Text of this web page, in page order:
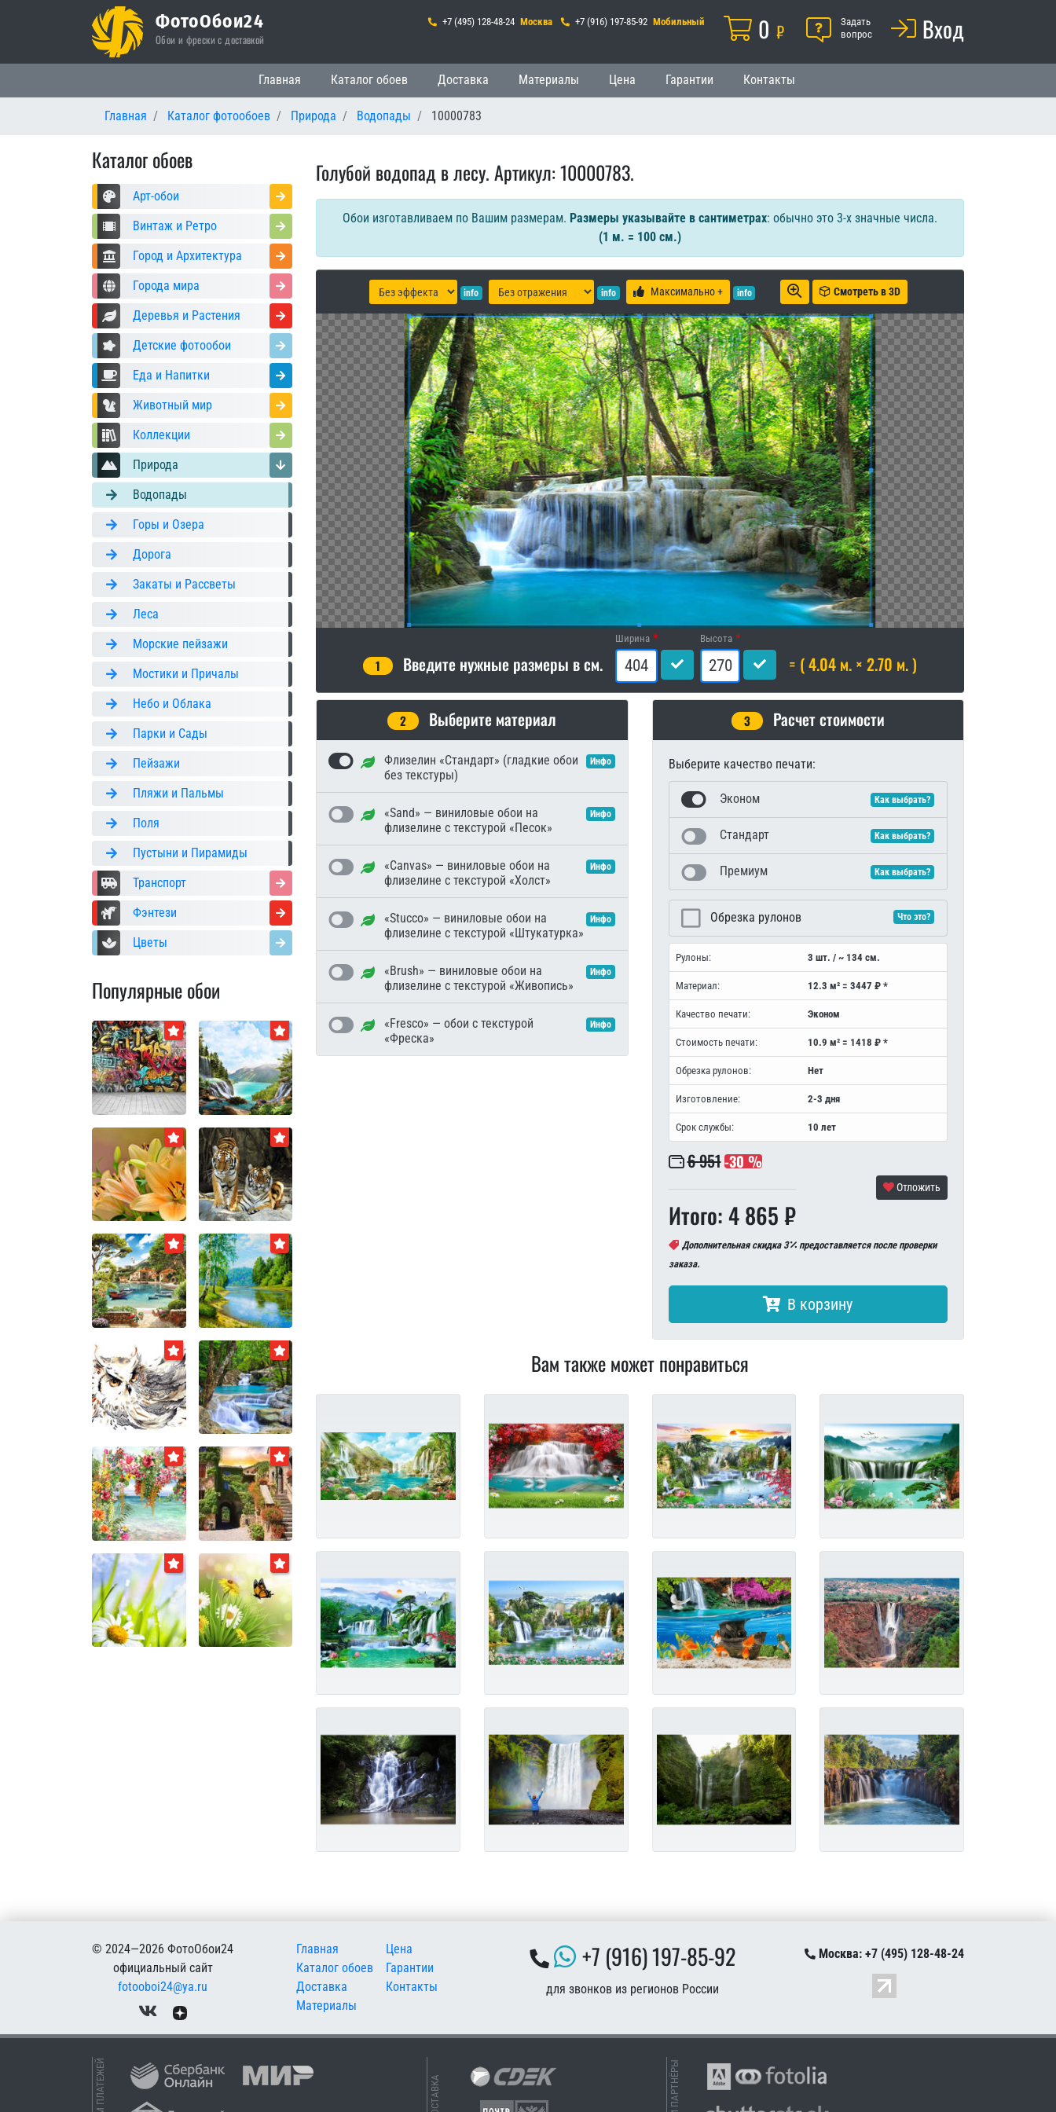
ФотоОбои24
Обои и фрески с доставкой
+7 (495) 128-48-24 Москва +7 (916) 197-85-92 Мобильный Корзина
0 ₽ ПомощьЗадать
вопрос
Вход
Основная навигация
Главная Каталог обоев Доставка Материалы Цена Гарантии Контакты
Главная Каталог фотообоев Природа Водопады 10000783
Каталог обоев
Арт-обои
Винтаж и Ретро
Город и Архитектура
Города мира
Деревья и Растения
Детские фотообои
Еда и Напитки
Животный мир
Коллекции
Природа
Водопады
Горы и Озера
Дорога
Закаты и Рассветы
Леса
Морские пейзажи
Мостики и Причалы
Небо и Облака
Парки и Сады
Пейзажи
Пляжи и Пальмы
Поля
Пустыни и Пирамиды
Транспорт
Фэнтези
Цветы
Популярные обои
Голубой водопад в лесу. Артикул: 10000783.
Обои изготавливаем по Вашим размерам. Размеры указывайте в сантиметрах: обычно это 3-х значные числа.
(1 м. = 100 см.)
info info Максимально + info Смотреть в 3D
1 Введите нужные размеры в см.
Ширина Высота
= ( 4.04 м. × 2.70 м. )
2 Выберите материал
Флизелин «Стандарт» (гладкие обои
без текстуры)
Инфо
«Sand» — виниловые обои на
флизелине с текстурой «Песок»
Инфо
«Canvas» — виниловые обои на
флизелине с текстурой «Холст»
Инфо
«Stucco» — виниловые обои на
флизелине с текстурой «Штукатурка»
Инфо
«Brush» — виниловые обои на
флизелине с текстурой «Живопись»
Инфо
«Fresco» — обои с текстурой
«Фреска»
Инфо
3 Расчет стоимости
Выберите качество печати:
Эконом Как выбрать?
Стандарт Как выбрать?
Премиум Как выбрать?
Обрезка рулонов Что это?
Рулоны: 3 шт. / ~ 134 см.
Материал: 12.3 м² = 3447 ₽ *
Качество печати: Эконом
Стоимость печати: 10.9 м² = 1418 ₽ *
Обрезка рулонов: Нет
Изготовление: 2-3 дня
Срок службы: 10 лет
6 951-30 %
Итого: 4 865 ₽
Отложить
Дополнительная скидка 3 предоставляется после проверки
заказа.
В корзину
Вам также может понравиться
© 2024—2026 ФотоОбои24
официальный сайт
fotooboi24@ya.ru
Меню в подвале
Главная
Каталог обоев
Доставка
Материалы
Цена
Гарантии
Контакты
+7 (916) 197-85-92
для звонков из регионов России
Москва: +7 (495) 128-48-24
ДОСТАВКА